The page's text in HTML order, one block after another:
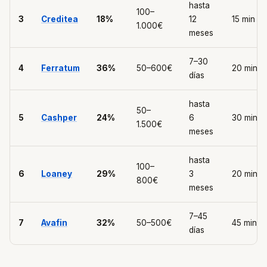
3 Creditea 18%
100–
1.000€
hasta
12
meses
15 min
4 Ferratum 36% 50–600€
7–30
días
20 min
5 Cashper 24%
50–
1.500€
hasta
6
meses
30 min
6 Loaney 29%
100–
800€
hasta
3
meses
20 min
7 Avafin 32% 50–500€
7–45
días
45 min